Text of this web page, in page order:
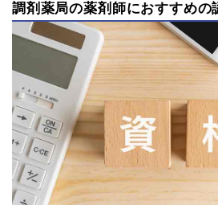
調剤薬局の薬剤師におすすめの